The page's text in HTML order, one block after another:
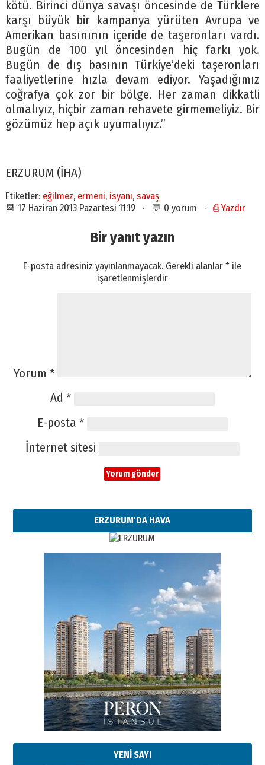
kötü. Birinci dünya savaşı öncesinde de Türklere
karşı büyük bir kampanya yürüten Avrupa ve
Amerikan basınının içeride de taşeronları vardı.
Bugün de 100 yıl öncesinden hiç farkı yok.
Bugün de dış basının Türkiye’deki taşeronları
faaliyetlerine hızla devam ediyor. Yaşadığımız
coğrafya çok zor bir bölge. Her zaman dikkatli
olmalıyız, hiçbir zaman rehavete girmemeliyiz. Bir
gözümüz hep açık uyumalıyız.”
ERZURUM (İHA)
Etiketler: eğilmez, ermeni, isyanı, savaş
📆 17 Haziran 2013 Pazartesi 11:19 · 💬 0 yorum · ⎙ Yazdır
Bir yanıt yazın
E-posta adresiniz yayınlanmayacak. Gerekli alanlar* ile
işaretlenmişlerdir
Yorum *
Ad *
E-posta *
İnternet sitesi
ERZURUM'DA HAVA
YENİ SAYI
Esat BİNDESEN
Başkan Sekmen’den Erzurum’a
bir vizyon proje daha!
02 Ağustos 2026 Pazar
Kadir SABUNCUOĞLU
Erzurumspor’un köşe taşları
29 Haziran 2026 Pazartesi
Kenan GÜLERCİ